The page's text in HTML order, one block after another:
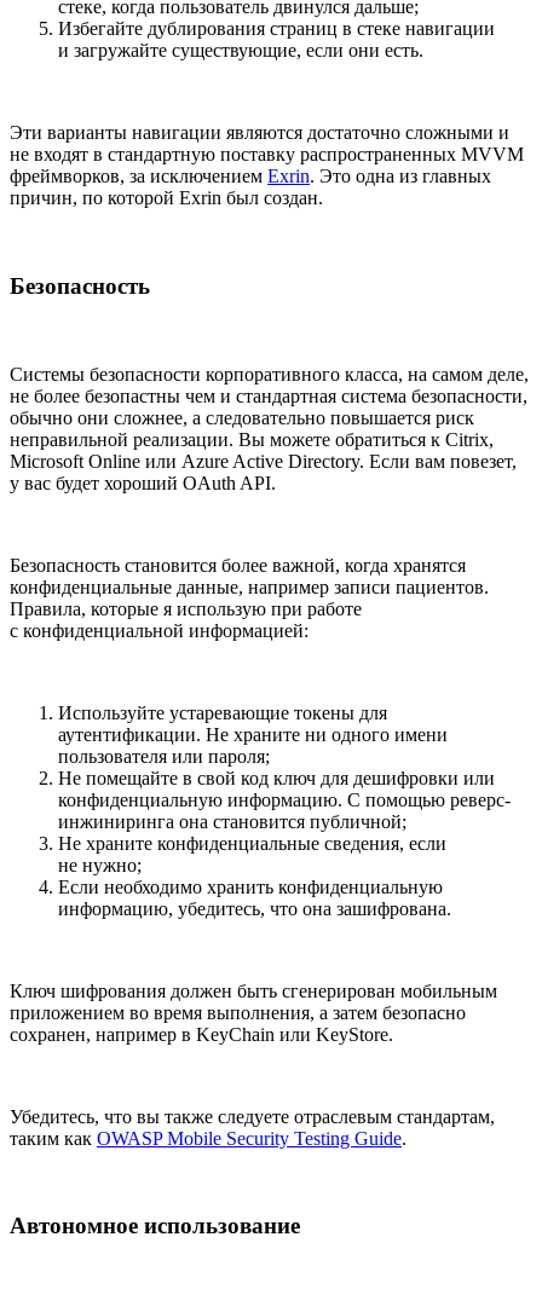
стеке, когда пользователь двинулся дальше;
Избегайте дублирования страниц в стеке навигации
и загружайте существующие, если они есть.
Эти варианты навигации являются достаточно сложными и
не входят в стандартную поставку распространенных MVVM
фреймворков, за исключением Exrin. Это одна из главных
причин, по которой Exrin был создан.
Безопасность
Системы безопасности корпоративного класса, на самом деле,
не более безопастны чем и стандартная система безопасности,
обычно они сложнее, а следовательно повышается риск
неправильной реализации. Вы можете обратиться к Citrix,
Microsoft Online или Azure Active Directory. Если вам повезет,
у вас будет хороший OAuth API.
Безопасность становится более важной, когда хранятся
конфиденциальные данные, например записи пациентов.
Правила, которые я использую при работе
с конфиденциальной информацией:
Используйте устаревающие токены для
аутентификации. Не храните ни одного имени
пользователя или пароля;
Не помещайте в свой код ключ для дешифровки или
конфиденциальную информацию. С помощью реверс-
инжиниринга она становится публичной;
Не храните конфиденциальные сведения, если
не нужно;
Если необходимо хранить конфиденциальную
информацию, убедитесь, что она зашифрована.
Ключ шифрования должен быть сгенерирован мобильным
приложением во время выполнения, а затем безопасно
сохранен, например в KeyChain или KeyStore.
Убедитесь, что вы также следуете отраслевым стандартам,
таким как OWASP Mobile Security Testing Guide.
Автономное использование